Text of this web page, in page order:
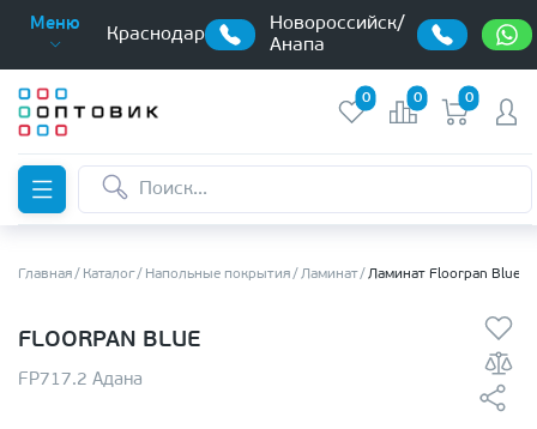
Меню
Краснодар
Новороссийск/
Анапа
0 0 0
Главная Каталог Напольные покрытия Ламинат Ламинат Floorpan Blue
FLOORPAN BLUE
FP717.2 Адана